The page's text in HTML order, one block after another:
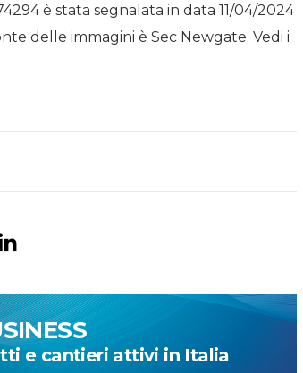
è stata segnalata in data 11/04/2024
delle immagini è Sec Newgate. Vedi i
e cantieri attivi in Italia